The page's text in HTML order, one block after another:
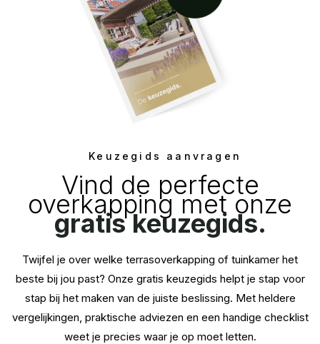
Keuzegids aanvragen
Vind de perfecte
overkapping met onze
gratis keuzegids.
Twijfel je over welke terrasoverkapping of tuinkamer het
beste bij jou past? Onze gratis keuzegids helpt je stap voor
stap bij het maken van de juiste beslissing. Met heldere
vergelijkingen, praktische adviezen en een handige checklist
weet je precies waar je op moet letten.